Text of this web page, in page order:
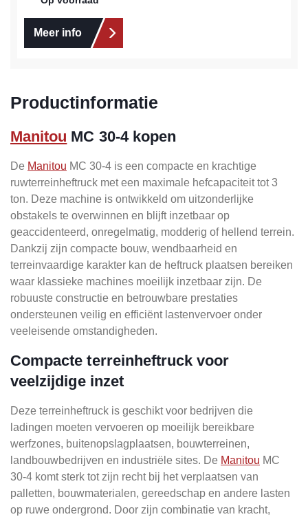
Meer info
Productinformatie
Manitou MC 30-4 kopen
De Manitou MC 30-4 is een compacte en krachtige
ruwterreinheftruck met een maximale hefcapaciteit tot 3
ton. Deze machine is ontwikkeld om uitzonderlijke
obstakels te overwinnen en blijft inzetbaar op
geaccidenteerd, onregelmatig, modderig of hellend terrein.
Dankzij zijn compacte bouw, wendbaarheid en
terreinvaardige karakter kan de heftruck plaatsen bereiken
waar klassieke machines moeilijk inzetbaar zijn. De
robuuste constructie en betrouwbare prestaties
ondersteunen veilig en efficiënt lastenvervoer onder
veeleisende omstandigheden.
Compacte terreinheftruck voor
veelzijdige inzet
Deze terreinheftruck is geschikt voor bedrijven die
ladingen moeten vervoeren op moeilijk bereikbare
werfzones, buitenopslagplaatsen, bouwterreinen,
landbouwbedrijven en industriële sites. De Manitou MC
30-4 komt sterk tot zijn recht bij het verplaatsen van
palletten, bouwmaterialen, gereedschap en andere lasten
op ruwe ondergrond. Door zijn combinatie van kracht,